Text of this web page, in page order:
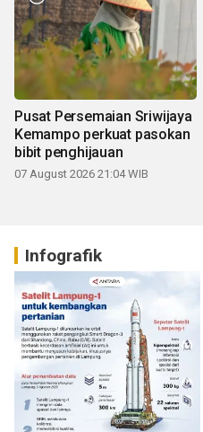
Pusat Persemaian Sriwijaya
Kemampo perkuat pasokan
bibit penghijauan
07 August 2026 21:04 WIB
Infografik